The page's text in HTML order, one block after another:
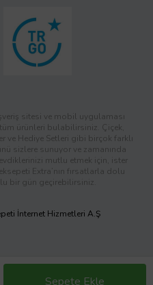
Sepete Ekle
sitesi ve mobil uygulaması
ürünleri bulabilirsiniz. Çiçek,
ve Hediye Setleri gibi birçok farklı
sizlere sunuyor ve zamanında
mutlu etmek için, ister
Extra’nın fırsatlarla dolu
bir gün geçirebilirsiniz.
İnternet Hizmetleri A.Ş